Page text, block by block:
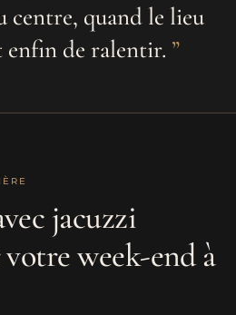
centre, quand le lieu
enfin de ralentir.
jacuzzi
week-end à